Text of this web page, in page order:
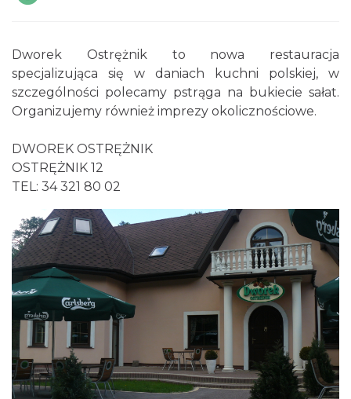
Dworek Ostrężnik to nowa restauracja
specjalizująca się w daniach kuchni polskiej, w
szczególności polecamy pstrąga na bukiecie sałat.
Organizujemy również imprezy okolicznościowe.
DWOREK OSTRĘŻNIK
OSTRĘŻNIK 12
TEL: 34 321 80 02